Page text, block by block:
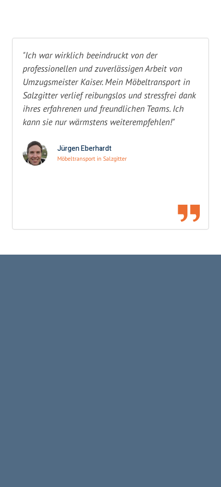
"Ich war wirklich beeindruckt von der
professionellen und zuverlässigen Arbeit von
Umzugsmeister Kaiser. Mein Möbeltransport in
Salzgitter verlief reibungslos und stressfrei dank
ihres erfahrenen und freundlichen Teams. Ich
kann sie nur wärmstens weiterempfehlen!"
Jürgen Eberhardt
Möbeltransport in Salzgitter